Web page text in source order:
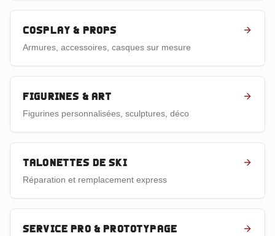
Cosplay & props
Armures, accessoires, casques sur mesure
Figurines & art
Figurines personnalisées, sculptures, déco
Talonettes de ski
Réparation et remplacement express
Service pro & prototypage